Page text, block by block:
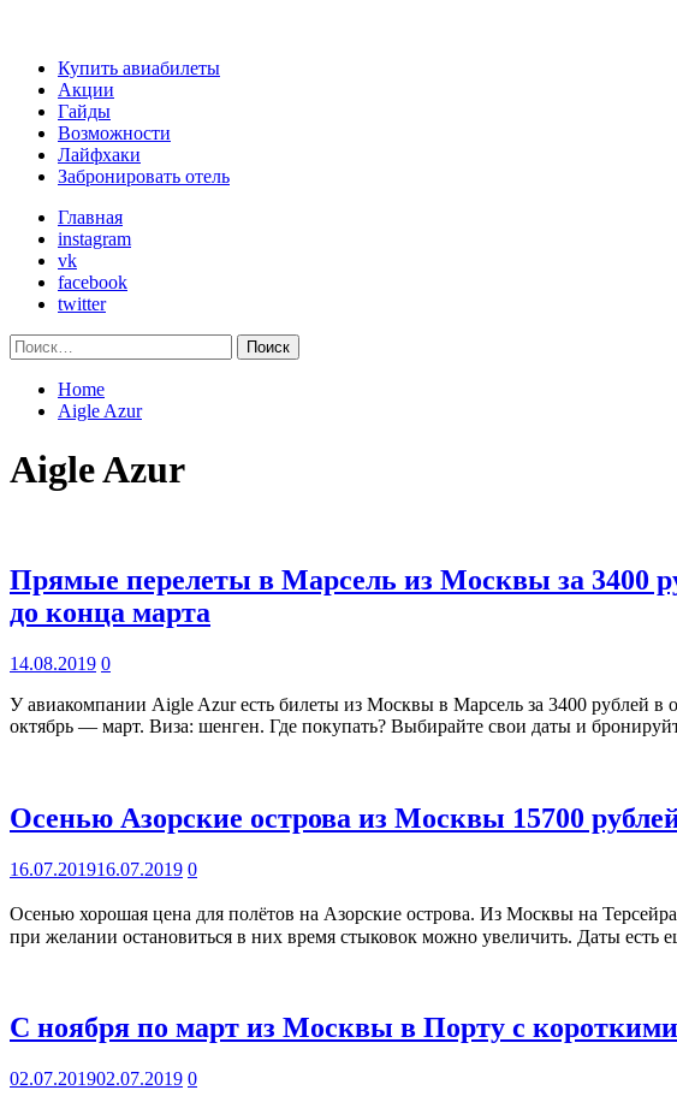
Primary
Menu
Купить авиабилеты
Акции
Гайды
Возможности
Лайфхаки
Забронировать отель
Главная
instagram
vk
facebook
twitter
Найти:
Home
Aigle Azur
Aigle Azur
Прямые перелеты в Марсель из Москвы за 3400
до конца марта
14.08.2019 0
У авиакомпании Aigle Azur есть билеты из Москвы в Марсель за 3400 рублей в
октябрь — март. Виза: шенген. Где покупать? Выбирайте свои даты и
Осенью Азорские острова из Москвы 15700 рублей
16.07.201916.07.2019 0
Осенью хорошая цена для полётов на Азорские острова. Из Москвы на
при желании остановиться в них время стыковок можно увеличить. Даты
С ноября по март из Москвы в Порту с короткими
02.07.201902.07.2019 0